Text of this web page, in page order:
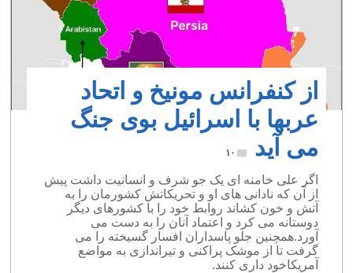
از کنفرانس مونیخ و اتحاد
عربها با اسرائیل بوی جنگ
می آید
۱۰
اگر علی خامنه ای یک جو شرف و انسانیت داشت پیش
از آن که نادانی های او و تحریکاتش کشورمان را به
آتش و خون کشاند روابط خود را با کشورهای دیگر
دوستانه می کرد و اعتماد آنان را به دست می
آورد.همچنین جلو پاسداران افسار گسیخته را می
گرفت تا از موشک پراکنی و تیراندازی به مواضع
آمریکاخود داری کنند.